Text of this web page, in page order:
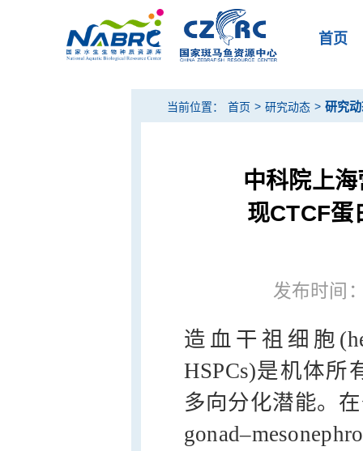
首页
当前位置： 首页 > 研究动态 > 研究
中科院上
现CTCF蛋
发布时间
造血干祖细胞
HSPCs)是机体
多向分化潜能。